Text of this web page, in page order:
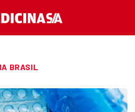
BRASIL